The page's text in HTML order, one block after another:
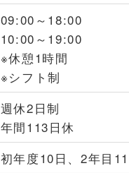
09:00～18:00
10:00～19:00
※休憩1時間
※シフト制
週休2日制
年間113日休
初年度10日、2年目